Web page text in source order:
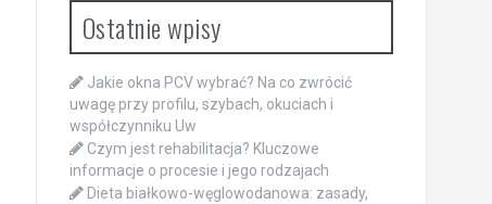
Ostatnie wpisy
Jakie okna PCV wybrać? Na co zwrócić
uwagę przy profilu, szybach, okuciach i
współczynniku Uw
Czym jest rehabilitacja? Kluczowe
informacje o procesie i jego rodzajach
Dieta białkowo-węglowodanowa: zasady,